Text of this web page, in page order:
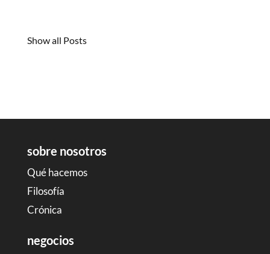
Show all Posts
sobre nosotros
Qué hacemos
Filosofía
Crónica
negocios